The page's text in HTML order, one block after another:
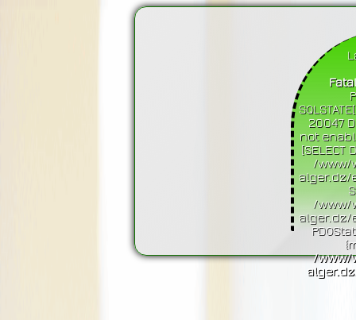
20047
not
[SELECT
/www/
alger.dz/
/www/
alger.dz/
/www/